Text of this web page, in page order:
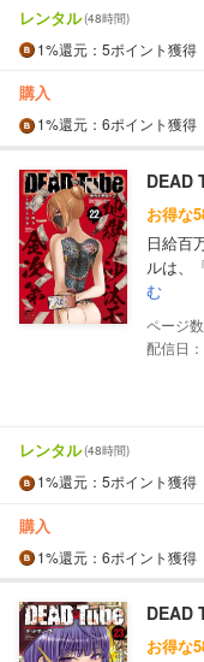
レンタル(48時間)
1%還元 ：5ポイント獲得
購入
1%還元 ：6ポイント獲得
DEAD
お得な
日給百
ルは、
む
配信日
レンタル(48時間)
1%還元 ：5ポイント獲得
購入
1%還元 ：6ポイント獲得
DEAD
お得な